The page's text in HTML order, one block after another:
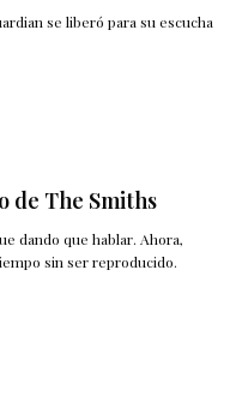
se liberó para su escucha
de The Smiths
dando que hablar. Ahora,
sin ser reproducido.